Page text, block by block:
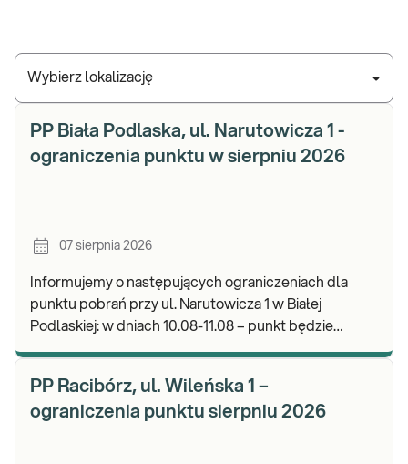
Wybierz lokalizację
PP Biała Podlaska, ul. Narutowicza 1 -
ograniczenia punktu w sierpniu 2026
07 sierpnia 2026
Informujemy o następujących ograniczeniach dla
punktu pobrań przy ul. Narutowicza 1 w Białej
Podlaskiej: w dniach 10.08-11.08 – punkt będzie
PP Racibórz, ul. Wileńska 1 –
ograniczenia punktu sierpniu 2026